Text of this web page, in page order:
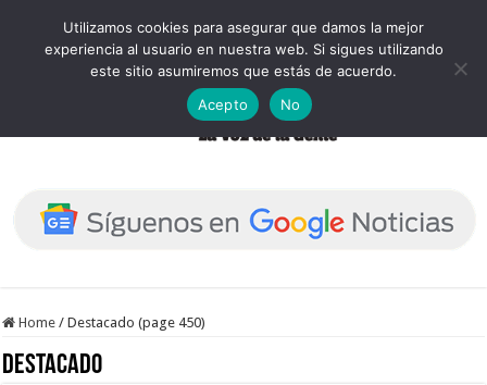
Home / Destacado (page 450)
Destacado
Utilizamos cookies para asegurar que damos la mejor
experiencia al usuario en nuestra web. Si sigues utilizando
este sitio asumiremos que estás de acuerdo.
Acepto
No